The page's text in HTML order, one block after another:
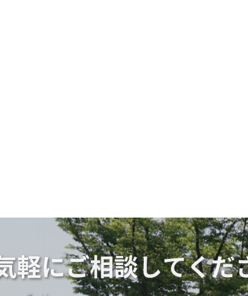
軽にご相談してくだ